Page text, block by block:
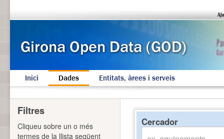
Inici Dades Entitats, àrees i serveis
Cercador
Filtres
Cliqueu sobre un o més
termes de la llista següent